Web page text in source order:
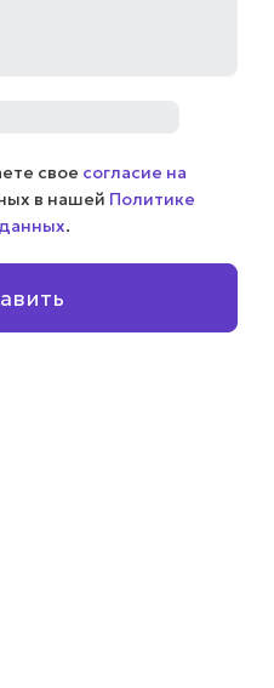
свое согласие на
в нашей Политике
.